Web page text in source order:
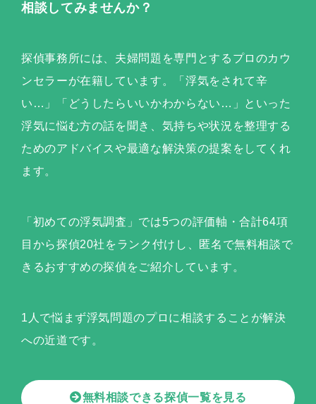
相談してみませんか？
探偵事務所には、夫婦問題を専門とするプロのカウ
ンセラーが在籍しています。「浮気をされて辛
い…」「どうしたらいいかわからない…」といった
浮気に悩む方の話を聞き、気持ちや状況を整理する
ためのアドバイスや最適な解決策の提案をしてくれ
ます。
「初めての浮気調査」では5つの評価軸・合計64項
目から探偵20社をランク付けし、匿名で無料相談で
きるおすすめの探偵をご紹介しています。
1人で悩まず浮気問題のプロに相談することが解決
への近道です。
無料相談できる探偵一覧を見る